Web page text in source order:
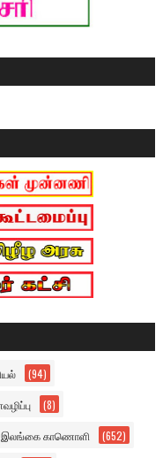
(94)
(8)
இலங்கை காணொளி (652)